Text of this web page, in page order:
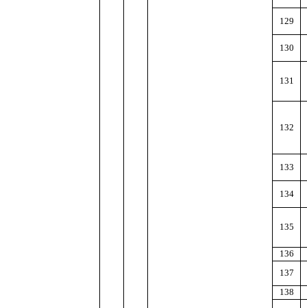
129
130
131
132
133
134
135
136
137
138